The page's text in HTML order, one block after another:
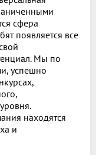
сфера
появляется все
Мы по
успешно
находятся
и